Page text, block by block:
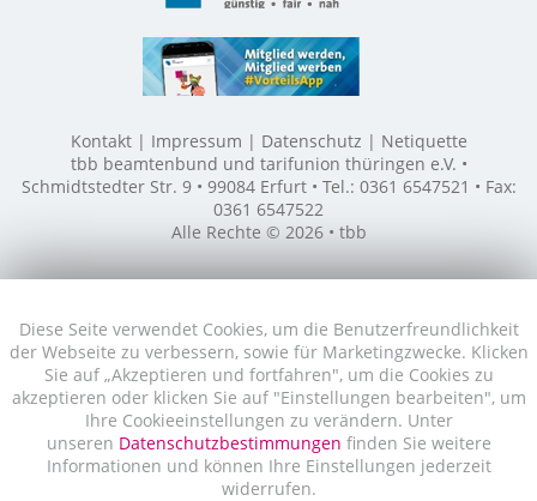
Diese Seite verwendet Cookies, um die Benutzerfreundlichkeit
der Webseite zu verbessern, sowie für Marketingzwecke. Klicken
Sie auf „Akzeptieren und fortfahren", um die Cookies zu
akzeptieren oder klicken Sie auf "Einstellungen bearbeiten", um
Ihre Cookieeinstellungen zu verändern. Unter
unseren Datenschutzbestimmungen finden Sie weitere
Informationen und können Ihre Einstellungen jederzeit
widerrufen.
Kontakt Impressum Datenschutz
Netiquette
tbb beamtenbund und tarifunion thüringen e.V. •
Schmidtstedter Str. 9 • 99084 Erfurt • Tel.: 0361 6547521 • Fax:
0361 6547522
Alle Rechte © 2026 • tbb